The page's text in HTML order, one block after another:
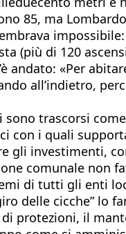
85, ma
(più di 120
andato: «Per
all’indietro,
sono trascorsi
con i quali
gli investimenti,
comunale non
di tutti gli enti
delle cicche” lo
protezioni, il